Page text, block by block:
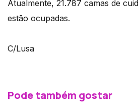
Atualmente, 21.787 camas de
estão ocupadas.
C/Lusa
Pode também gostar